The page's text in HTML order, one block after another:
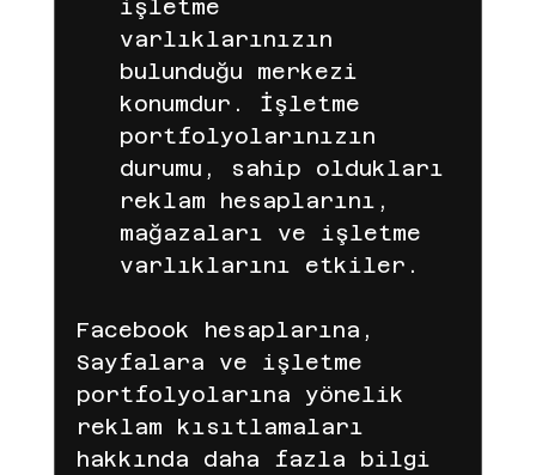
işletme
varlıklarınızın
bulunduğu merkezi
konumdur. İşletme
portfolyolarınızın
durumu, sahip oldukları
reklam hesaplarını,
mağazaları ve işletme
varlıklarını etkiler.
Facebook hesaplarına,
Sayfalara ve işletme
portfolyolarına yönelik
reklam kısıtlamaları
hakkında daha fazla bilgi